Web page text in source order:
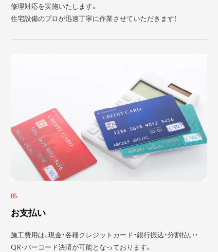
修理対応を実施いたします。
住宅設備のプロが迅速丁寧に作業させていただきます！
05
お支払い
施工費用は、現金・各種クレジットカード・銀行振込・分割払い・
QR･バーコード決済が可能となっております。